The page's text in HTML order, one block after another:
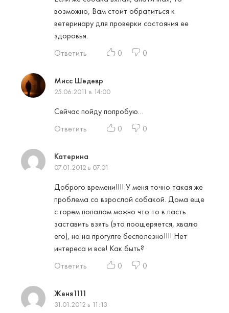
возможно, Вам стоит обратиться к
ветеринару для проверки состояния ее
здоровья.
Ответить
0 0
Мисс Шедевр
25.06.2011 в 14:00
Сейчас пойду попробую…
Ответить
0 0
Катерина
07.01.2012 в 07:01
Доброго времени!!!! У меня точно такая же
проблема со взрослой собакой. Дома еще
с горем попалам можно что то в пасть
заставить взять (это поощеряется, хвалю
его), но на прогулге бесполезно!!!! Нет
интереса и все! Как быть?
Ответить
0 0
Женя1111
31.01.2012 в 11:13